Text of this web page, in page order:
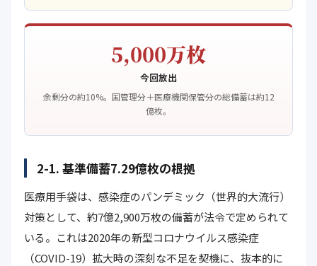
5,000万枚
今回放出
余剰分の約10%。国管理分＋医療機関保管分の総備蓄は約12
億枚。
2-1. 基準備蓄7.29億枚の根拠
医療用手袋は、感染症のパンデミック（世界的大流行）
対策として、約7億2,900万枚の備蓄が法令で定められて
いる。これは2020年の新型コロナウイルス感染症
（COVID-19）拡大時の深刻な不足を契機に、抜本的に